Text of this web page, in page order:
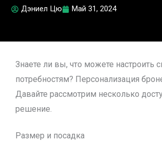
Дэниел Цю Май 31, 2024
Знаете ли вы, что можете настроить
потребностям? Персонализация
Давайте рассмотрим несколько
решение.
Размер и посадка